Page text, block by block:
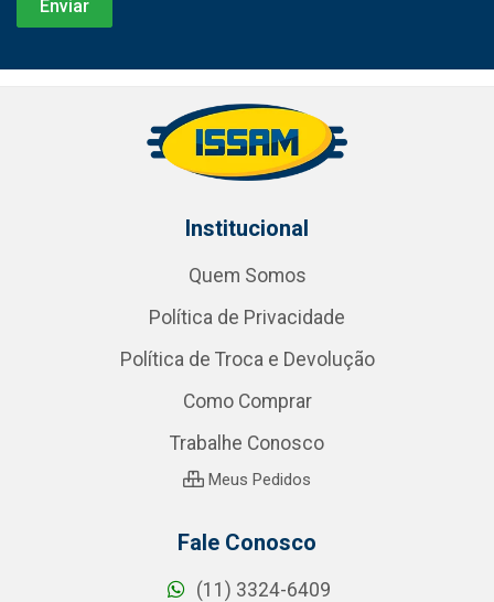
Institucional
Quem Somos
Política de Privacidade
Política de Troca e Devolução
Como Comprar
Trabalhe Conosco
Meus Pedidos
Fale Conosco
(11) 3324-6409